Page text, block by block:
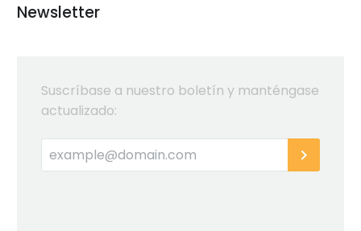
Newsletter
Suscríbase a nuestro boletín y manténgase
actualizado: